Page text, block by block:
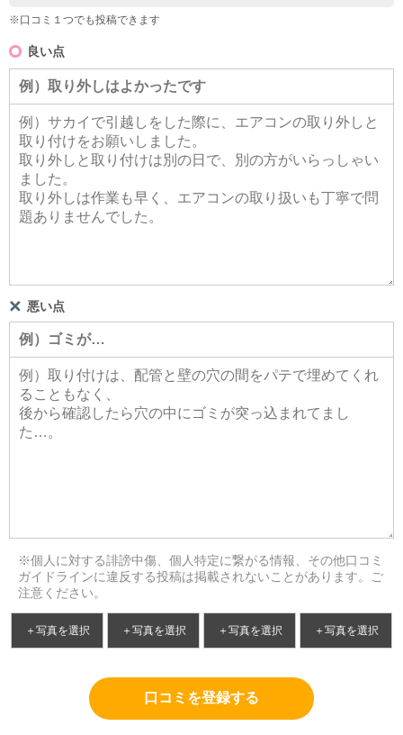
※口コミ１つでも投稿できます
良い点
悪い点
※個人に対する誹謗中傷、個人特定に繋がる情報、その他口コミ
ガイドラインに違反する投稿は掲載されないことがあります。ご
注意ください。
＋写真を選択 ＋写真を選択 ＋写真を選択 ＋写真を選択
口コミを登録する